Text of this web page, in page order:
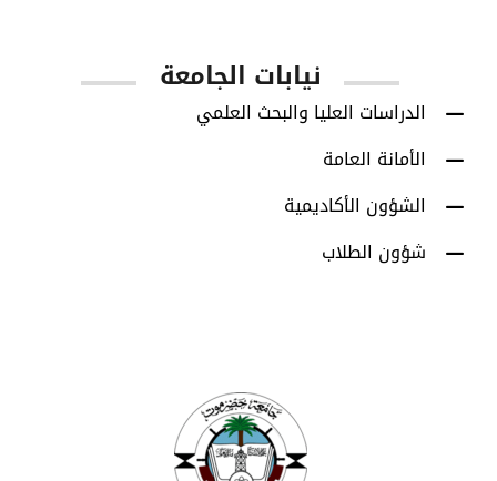
نيابات الجامعة
الدراسات العليا والبحث العلمي
الأمانة العامة
الشؤون الأكاديمية
شؤون الطلاب